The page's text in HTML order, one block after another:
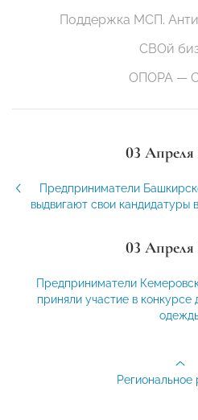
Поддержка МСП.
СВОй
ОПОРА —
03 Апреля
Предприниматели
выдвигают свои кандидатуры
03 Апреля
Предприниматели
приняли участие в конкурсе
Региональное